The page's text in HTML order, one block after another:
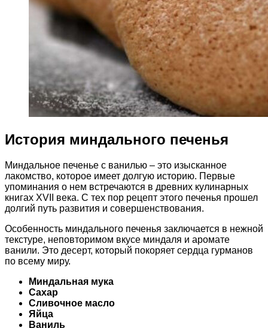
История миндального печенья
Миндальное печенье с ванилью – это изысканное
лакомство, которое имеет долгую историю. Первые
упоминания о нем встречаются в древних кулинарных
книгах XVII века. С тех пор рецепт этого печенья прошел
долгий путь развития и совершенствования.
Особенность миндального печенья заключается в нежной
текстуре, неповторимом вкусе миндаля и аромате
ванили. Это десерт, который покоряет сердца гурманов
по всему миру.
Миндальная мука
Сахар
Сливочное масло
Яйца
Ваниль